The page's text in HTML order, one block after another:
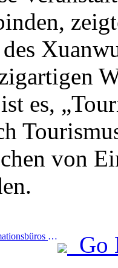
es,
von
Prev:Pressekonferenz des Informationsbüros des Staatsrats: Derzeit gibt es in meinem Land 28 Grenzhäfen, die selbstfahrende Tourismusdienste anbieten können Go